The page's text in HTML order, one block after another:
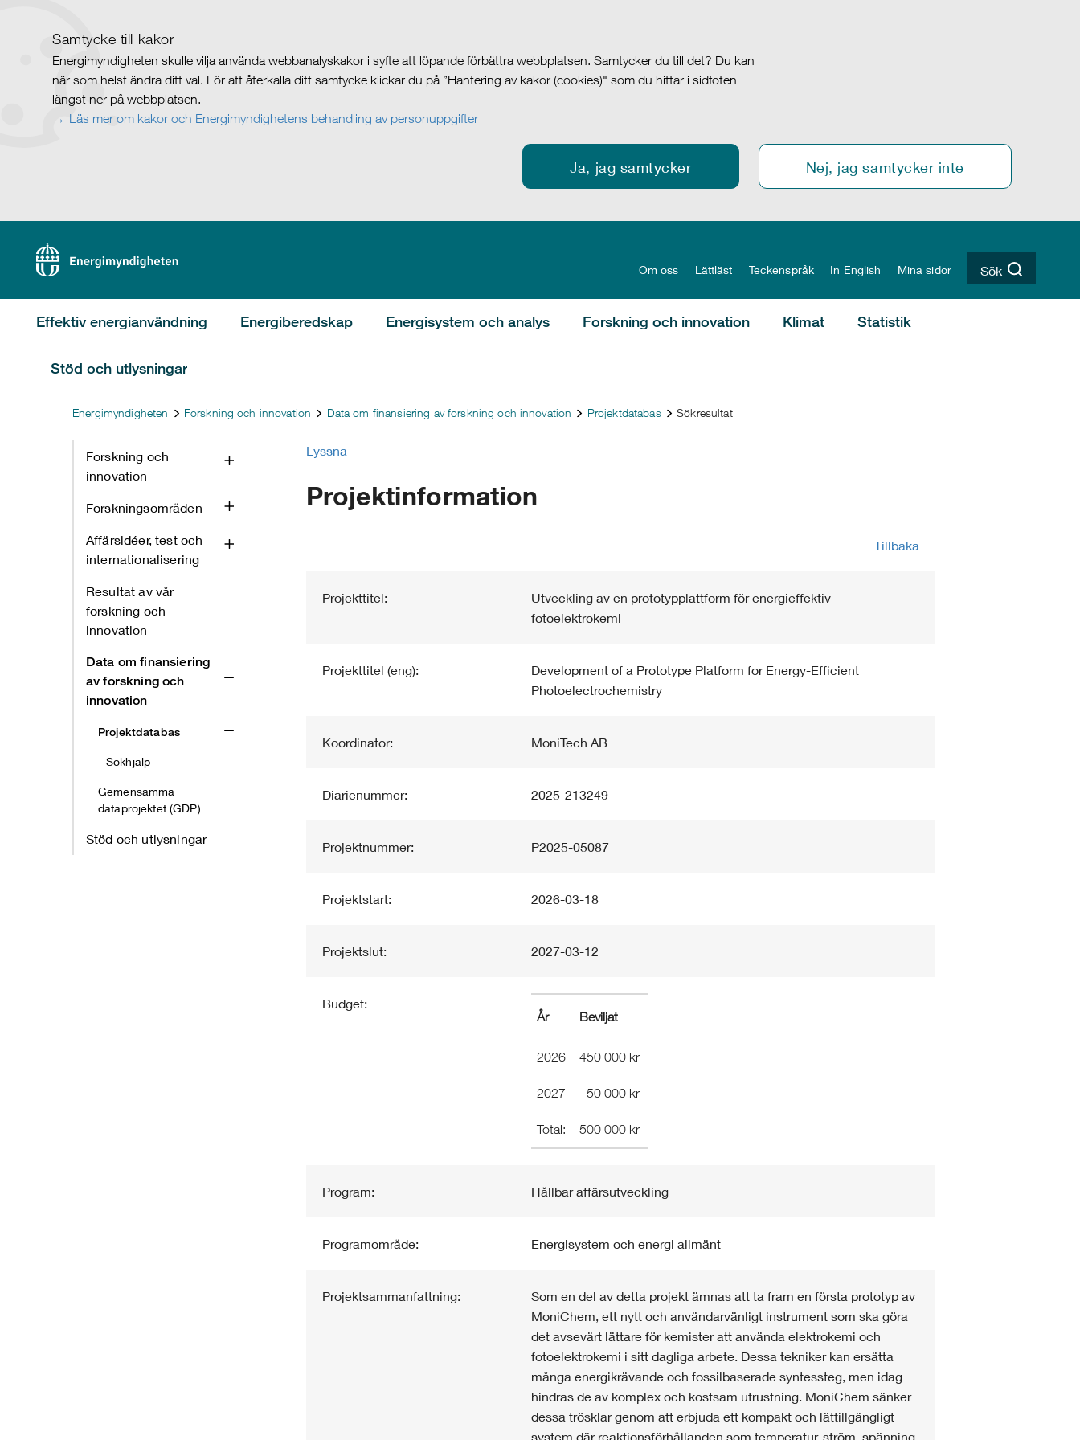
Samtycke till kakor
Energimyndigheten skulle vilja använda webbanalyskakor i syfte att löpande förbättra webbplatsen. Samtycker du till det? Du kan
när som helst ändra ditt val. För att återkalla ditt samtycke klickar du på ”Hantering av kakor (cookies)" som du hittar i sidfoten
längst ner på webbplatsen.
Läs mer om kakor och Energimyndighetens behandling av personuppgifter
Ja, jag samtycker Nej, jag samtycker inte
Om oss Lättläst Teckenspråk In English Mina sidor Sök
Effektiv energianvändning Energiberedskap Energisystem och analys Forskning och innovation Klimat Statistik
Stöd och utlysningar
Energimyndigheten Forskning och innovation Data om finansiering av forskning och innovation Projektdatabas Sökresultat
Forskning och
innovation
Forskningsområden
Affärsidéer, test och
internationalisering
Resultat av vår
forskning och
innovation
Data om finansiering
av forskning och
innovation
Projektdatabas
Sökhjälp
Gemensamma
dataprojektet (GDP)
Stöd och utlysningar
Lyssna
Projektinformation
Tillbaka
Projekttitel:
Utveckling av en prototypplattform för energieffektiv
fotoelektrokemi
Projekttitel (eng):
Development of a Prototype Platform for Energy-Efficient
Photoelectrochemistry
Koordinator: MoniTech AB
Diarienummer: 2025-213249
Projektnummer: P2025-05087
Projektstart: 2026-03-18
Projektslut: 2027-03-12
Budget:
År Beviljat
2026 450 000 kr
2027 50 000 kr
Total: 500 000 kr
Program: Hållbar affärsutveckling
Programområde: Energisystem och energi allmänt
Projektsammanfattning:
Som en del av detta projekt ämnas att ta fram en första prototyp av
MoniChem, ett nytt och användarvänligt instrument som ska göra
det avsevärt lättare för kemister att använda elektrokemi och
fotoelektrokemi i sitt dagliga arbete. Dessa tekniker kan ersätta
många energikrävande och fossilbaserade syntessteg, men idag
hindras de av komplex och kostsam utrustning. MoniChem sänker
dessa trösklar genom att erbjuda ett kompakt och lättillgängligt
system där reaktionsförhållanden som temperatur, ström, spänning